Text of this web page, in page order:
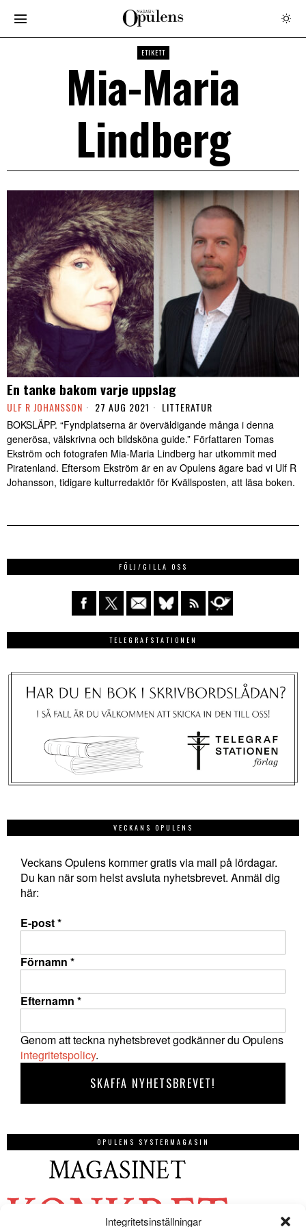
Integritetsinställningar
ETIKETT
Mia-Maria
Lindberg
En tanke bakom varje uppslag
ULF R JOHANSSON 27 AUG 2021 LITTERATUR
BOKSLÄPP. “Fyndplatserna är överväldigande många i denna
generösa, välskrivna och bildsköna guide.” Författaren Tomas
Ekström och fotografen Mia-Maria Lindberg har utkommit med
Piratenland. Eftersom Ekström är en av Opulens ägare bad vi Ulf R
Johansson, tidigare kulturredaktör för Kvällsposten, att läsa boken.
FÖLJ/GILLA OSS
TELEGRAFSTATIONEN
VECKANS OPULENS
Veckans Opulens kommer gratis via mail på lördagar.
Du kan när som helst avsluta nyhetsbrevet. Anmäl dig
här:
E-post*
Förnamn *
Efternamn *
Genom att teckna nyhetsbrevet godkänner du Opulens
integritetspolicy.
OPULENS SYSTERMAGASIN